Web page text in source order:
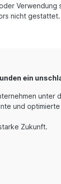
Verwendung
nicht gestattet.
ein
unter
und
Zukunft.